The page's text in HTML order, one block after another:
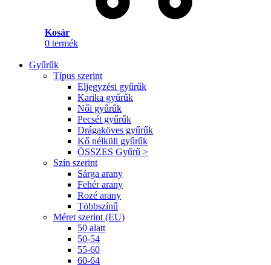
Kosár
0 termék
Gyűrűk
Típus szerint
Eljegyzési gyűrűk
Karika gyűrűk
Női gyűrűk
Pecsét gyűrűk
Drágaköves gyűrűk
Kő nélküli gyűrűk
ÖSSZES Gyűrű >
Szín szerint
Sárga arany
Fehér arany
Rozé arany
Többszínű
Méret szerint (EU)
50 alatt
50-54
55-60
60-64